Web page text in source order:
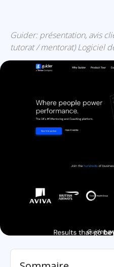
Guider: présentation, avis
tutorat / mentorat) Logiciel
Guider: